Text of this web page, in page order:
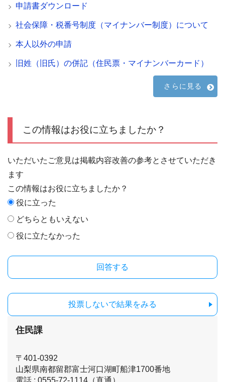
申請書ダウンロード
社会保障・税番号制度（マイナンバー制度）について
本人以外の申請
旧姓（旧氏）の併記（住民票・マイナンバーカード）
さらに見る
この情報はお役に立ちましたか？
いただいたご意見は掲載内容改善の参考とさせていただき
ます
この情報はお役に立ちましたか？
役に立った
どちらともいえない
役に立たなかった
投票しないで結果をみる
住民課
〒401-0392
山梨県南都留郡富士河口湖町船津1700番地
電話 : 0555-72-1114（直通）